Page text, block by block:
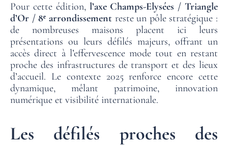
Pour cette édition, l’axe Champs-Elysées / Triangle
d’Or / 8ᵉ arrondissementreste un pôle stratégique :
de nombreuses maisons placent ici leurs
présentations ou leurs défilés majeurs, offrant un
accès direct à l’effervescence mode tout en restant
proche des infrastructures de transport et des lieux
d’accueil. Le contexte 2025 renforce encore cette
dynamique, mêlant patrimoine, innovation
numérique et visibilité internationale.
Les défilés proches des